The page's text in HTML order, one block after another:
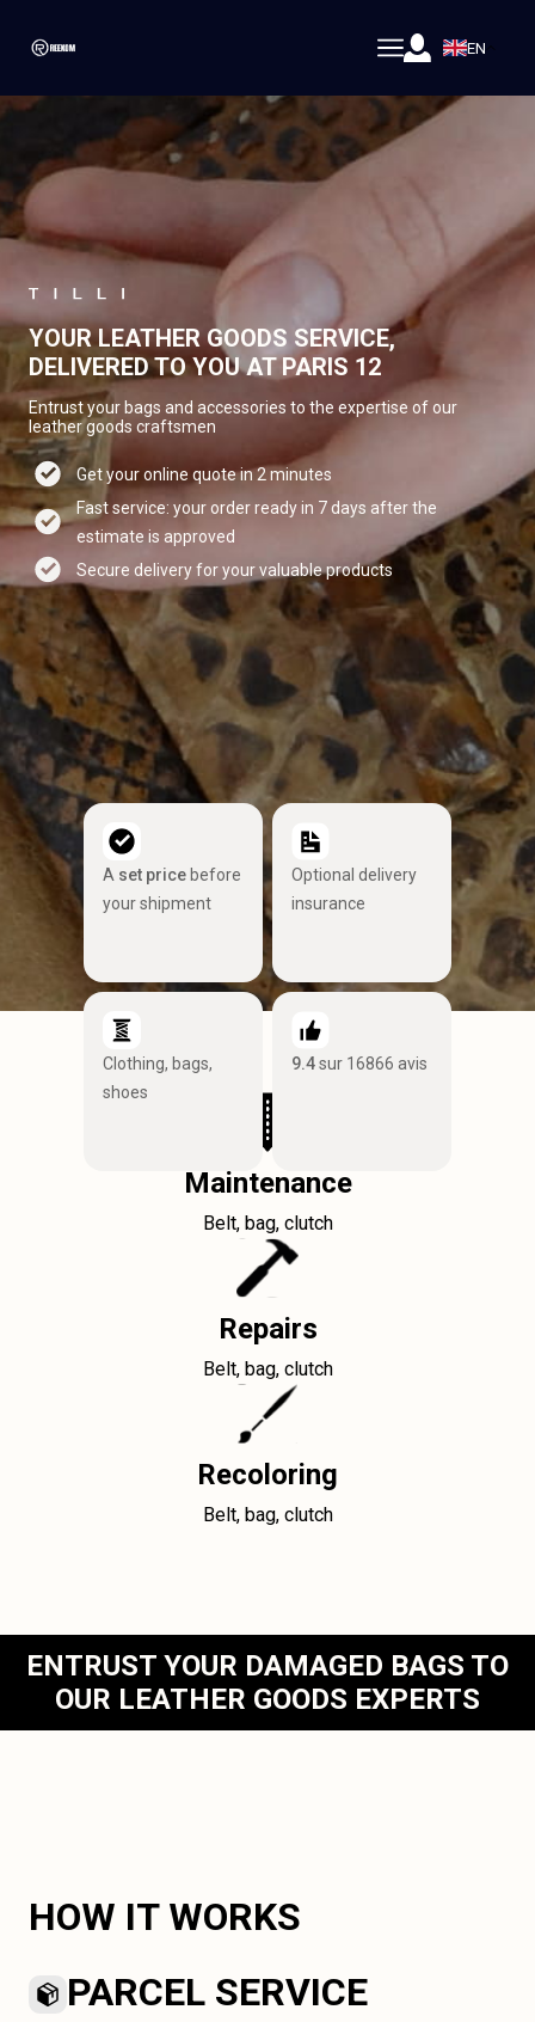
EN
YOUR LEATHER GOODS SERVICE,
DELIVERED TO YOU AT PARIS 12
Entrust your bags and accessories to the expertise of our
leather goods craftsmen
Get your online quote in 2 minutes
Fast service: your order ready in 7 days after the
estimate is approved
Secure delivery for your valuable products
A set price before
your shipment
Optional delivery
insurance
Clothing, bags,
shoes
9.4sur 16866 avis
Maintenance
Belt, bag, clutch
Repairs
Belt, bag, clutch
Recoloring
Belt, bag, clutch
ENTRUST YOUR DAMAGED BAGS TO
OUR LEATHER GOODS EXPERTS
HOW IT WORKS
PARCEL SERVICE